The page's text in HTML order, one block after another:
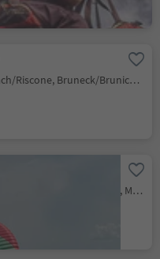
Reischach/Riscone, Bruneck/Brunico, Dolomites Region Kronplatz/Plan de Corones
Tscherms/Cermes, Riffian/Rifiano, Meran/Merano and environs